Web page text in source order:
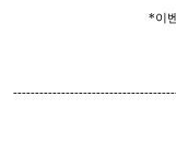
*이